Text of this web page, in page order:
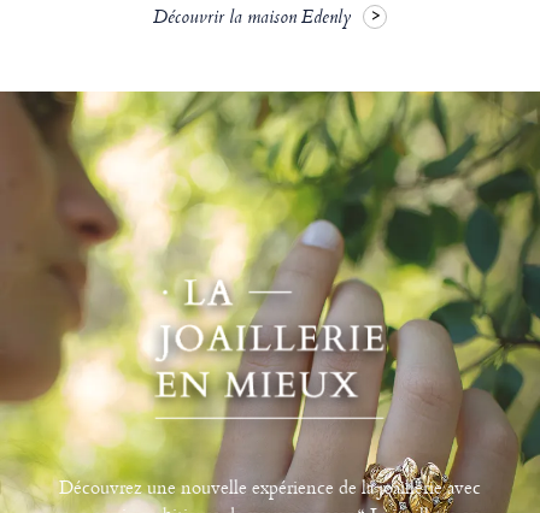
Découvrir la maison Edenly
Découvrez une nouvelle expérience de la joaillerie avec